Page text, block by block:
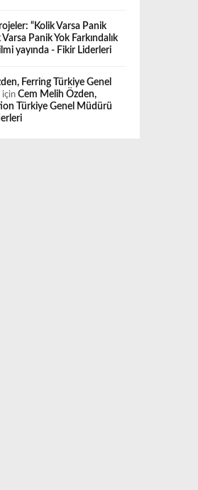
“Kolik Varsa Panik
Varsa Panik Yok Farkındalık
yayında - Fikir Liderleri
Ferring Türkiye Genel
için Cem Melih Özden,
Türkiye Genel Müdürü